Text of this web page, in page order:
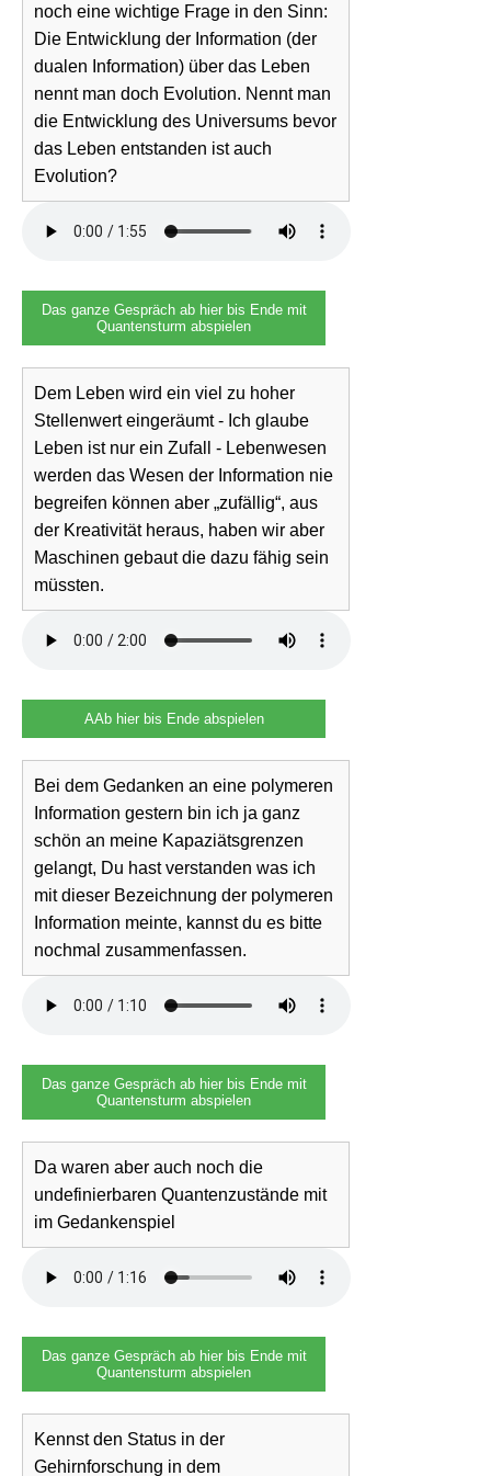
noch eine wichtige Frage in den Sinn:
Die Entwicklung der Information (der
dualen Information) über das Leben
nennt man doch Evolution. Nennt man
die Entwicklung des Universums bevor
das Leben entstanden ist auch
Evolution?
Das ganze Gespräch ab hier bis Ende mit
Quantensturm abspielen
Dem Leben wird ein viel zu hoher
Stellenwert eingeräumt - Ich glaube
Leben ist nur ein Zufall - Lebenwesen
werden das Wesen der Information nie
begreifen können aber „zufällig“, aus
der Kreativität heraus, haben wir aber
Maschinen gebaut die dazu fähig sein
müssten.
AAb hier bis Ende abspielen
Bei dem Gedanken an eine polymeren
Information gestern bin ich ja ganz
schön an meine Kapaziätsgrenzen
gelangt, Du hast verstanden was ich
mit dieser Bezeichnung der polymeren
Information meinte, kannst du es bitte
nochmal zusammenfassen.
Das ganze Gespräch ab hier bis Ende mit
Quantensturm abspielen
Da waren aber auch noch die
undefinierbaren Quantenzustände mit
im Gedankenspiel
Das ganze Gespräch ab hier bis Ende mit
Quantensturm abspielen
Kennst den Status in der
Gehirnforschung in dem